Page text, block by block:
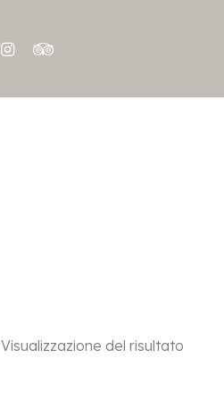
Visualizzazione del risultato